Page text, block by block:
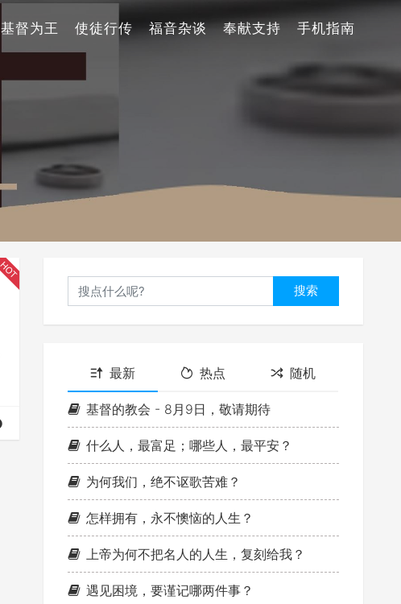
基督为王 使徒行传 福音杂谈 奉献支持 手机指南
搜索
最新 热点 随机
基督的教会 - 8月9日，敬请期待
什么人，最富足；哪些人，最平安？
为何我们，绝不讴歌苦难？
怎样拥有，永不懊恼的人生？
上帝为何不把名人的人生，复刻给我？
遇见困境，要谨记哪两件事？